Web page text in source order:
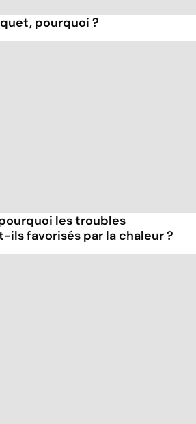
pourquoi ?
les troubles
ils favorisés par la chaleur ?